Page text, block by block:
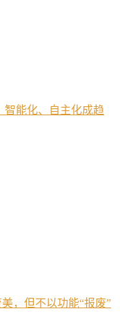
智能化、自主化成趋
，但不以功能“报废”